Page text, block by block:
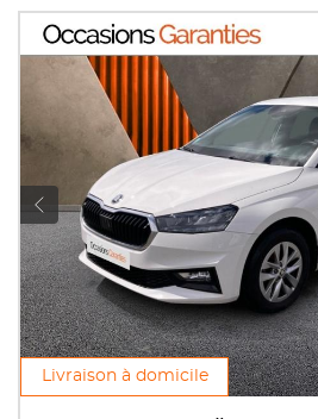
Livraison à domicile